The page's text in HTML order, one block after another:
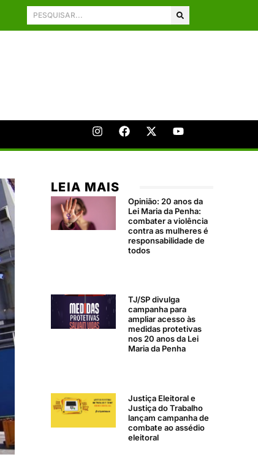
LEIA MAIS
Opinião: 20 anos da
Lei Maria da Penha:
combater a violência
contra as mulheres é
responsabilidade de
todos
TJ/SP divulga
campanha para
ampliar acesso às
medidas protetivas
nos 20 anos da Lei
Maria da Penha
Justiça Eleitoral e
Justiça do Trabalho
lançam campanha de
combate ao assédio
eleitoral